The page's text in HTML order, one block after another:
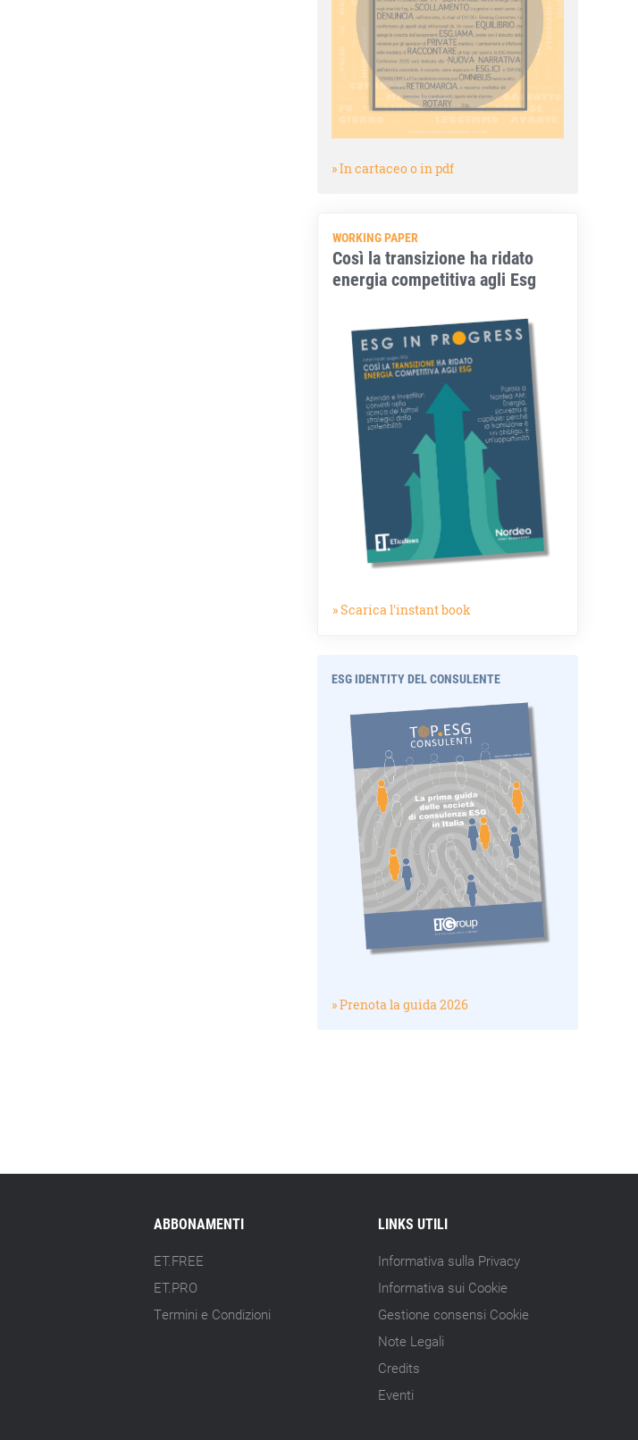
» In cartaceo o in pdf
WORKING PAPER
Così la transizione ha ridato
energia competitiva agli Esg
» Scarica l'instant book
ESG IDENTITY DEL CONSULENTE
» Prenota la guida 2026
ABBONAMENTI
ET.FREE
ET.PRO
Termini e Condizioni
LINKS UTILI
Informativa sulla Privacy
Informativa sui Cookie
Gestione consensi Cookie
Note Legali
Credits
Eventi